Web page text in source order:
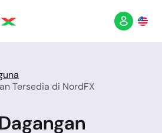
Tersedia di NordFX